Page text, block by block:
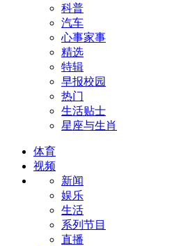
科普
汽车
心事家事
精选
特辑
早报校园
热门
生活贴士
星座与生肖
体育
视频
新闻
娱乐
生活
系列节目
直播